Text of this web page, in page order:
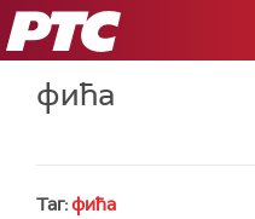
РТС
фића
Таг:фића